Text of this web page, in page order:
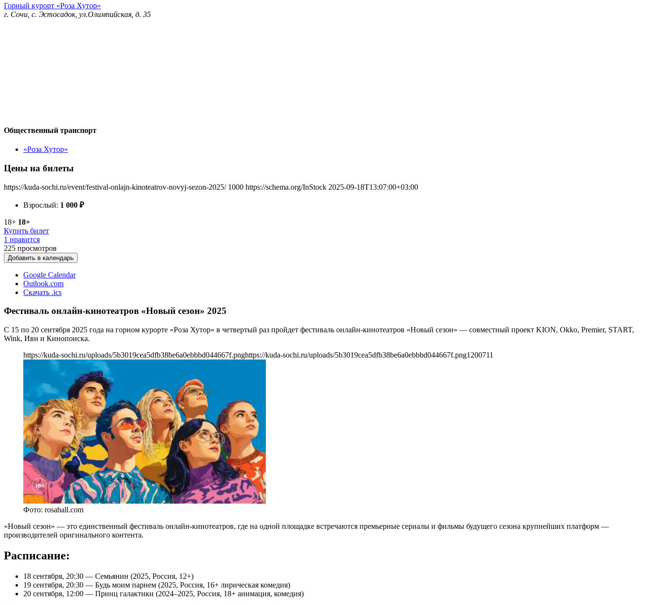
Горный курорт «Роза Хутор»
г. Сочи, с. Эстосадок, ул.Олимпийская, д. 35
Общественный транспорт
«Роза Хутор»
Цены на билеты
https://kuda-sochi.ru/event/festival-onlajn-kinoteatrov-novyj-sezon-2025/ 1000 https://schema.org/InStock 2025-09-18T13:07:00+03:00
Взрослый: 1 000 ₽
18+ 18+
Купить билет
1 нравится
225 просмотров
Добавить в календарь
Google Calendar
Outlook.com
Скачать .ics
Фестиваль онлайн-кинотеатров «Новый сезон» 2025
С 15 по 20 сентября 2025 года на горном курорте «Роза Хутор» в четвертый раз пройдет фестиваль онлайн-кинотеатров «Новый сезон» — совместный проект KION, Okko, Premier, START,
Wink, Иви и Кинопоиска.
https://kuda-sochi.ru/uploads/5b3019cea5dfb38be6a0ebbbd044667f.pnghttps://kuda-sochi.ru/uploads/5b3019cea5dfb38be6a0ebbbd044667f.png1200711
Фото: rosahall.com
«Новый сезон» — это единственный фестиваль онлайн-кинотеатров, где на одной площадке встречаются премьерные сериалы и фильмы будущего сезона крупнейших платформ —
производителей оригинального контента.
Расписание:
18 сентября, 20:30 — Семьянин (2025, Россия, 12+)
19 сентября, 20:30 — Будь моим парнем (2025, Россия, 16+ лирическая комедия)
20 сентября, 12:00 — Принц галактики (2024–2025, Россия, 18+ анимация, комедия)